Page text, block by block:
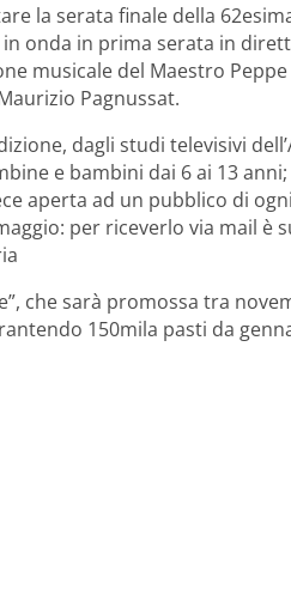
la serata finale della
in onda in prima serata in
musicale del Maestro Peppe
Pagnussat.
dagli studi televisivi
e bambini dai 6 ai 13
aperta ad un pubblico di
per riceverlo via mail è
che sarà promossa tra
150mila pasti da